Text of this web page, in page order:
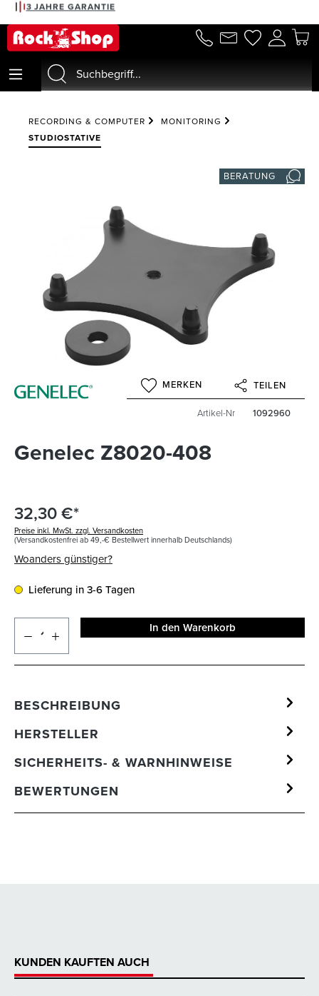
springen
3 JAHRE GARANTIE
RECORDING & COMPUTER
MONITORING
STUDIOSTATIVE
BERATUNG
MERKEN TEILEN
Artikel-Nr 1092960
Genelec Z8020-408
32,30 €*
Preise inkl. MwSt. zzgl. Versandkosten
(Versandkostenfrei ab 49,-€ Bestellwert innerhalb Deutschlands)
Woanders günstiger?
Lieferung in 3-6 Tagen
In den Warenkorb
BESCHREIBUNG
HERSTELLER
SICHERHEITS- & WARNHINWEISE
BEWERTUNGEN
KUNDEN KAUFTEN AUCH